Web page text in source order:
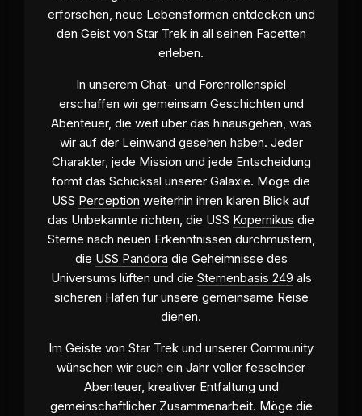
erforschen, neue Lebensformen entdecken und
den Geist von Star Trek in all seinen Facetten
erleben.
In unserem Chat- und Forenrollenspiel
erschaffen wir gemeinsam Geschichten und
Abenteuer, die weit über das hinausgehen, was
wir auf der Leinwand gesehen haben. Jeder
Charakter, jede Mission und jede Entscheidung
formt das Schicksal unserer Galaxie. Möge die
USS Perception weiterhin ihren klaren Blick auf
das Unbekannte richten, die USS Kopernikus die
Sterne nach neuen Erkenntnissen durchmustern,
die USS Pandora die Geheimnisse des
Universums lüften und die Sternenbasis 249 als
sicheren Hafen für unsere gemeinsame Reise
dienen.
Im Geiste von Star Trek und unserer Community
wünschen wir euch ein Jahr voller fesselnder
Abenteuer, kreativer Entfaltung und
gemeinschaftlicher Zusammenarbeit. Möge die